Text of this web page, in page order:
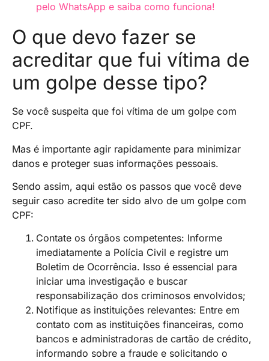
pelo WhatsApp e saiba como funciona!
O que devo fazer se
acreditar que fui vítima de
um golpe desse tipo?
Se você suspeita que foi vítima de um golpe com
CPF.
Mas é importante agir rapidamente para minimizar
danos e proteger suas informações pessoais.
Sendo assim, aqui estão os passos que você deve
seguir caso acredite ter sido alvo de um golpe com
CPF:
Contate os órgãos competentes: Informe
imediatamente a Polícia Civil e registre um
Boletim de Ocorrência. Isso é essencial para
iniciar uma investigação e buscar
responsabilização dos criminosos envolvidos;
Notifique as instituições relevantes: Entre em
contato com as instituições financeiras, como
bancos e administradoras de cartão de crédito,
informando sobre a fraude e solicitando o